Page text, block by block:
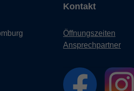
Kontakt
Öffnungszeiten
Ansprechpartner